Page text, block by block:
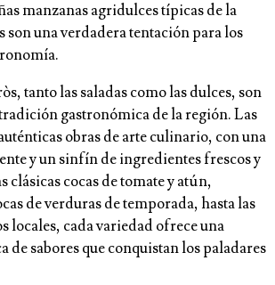
manzanas agridulces típicas de la
son una verdadera tentación para los
tanto las saladas como las dulces, son
gastronómica de la región. Las
obras de arte culinario, con una
y un sinfín de ingredientes frescos y
clásicas cocas de tomate y atún,
de verduras de temporada, hasta las
locales, cada variedad ofrece una
de sabores que conquistan los paladares